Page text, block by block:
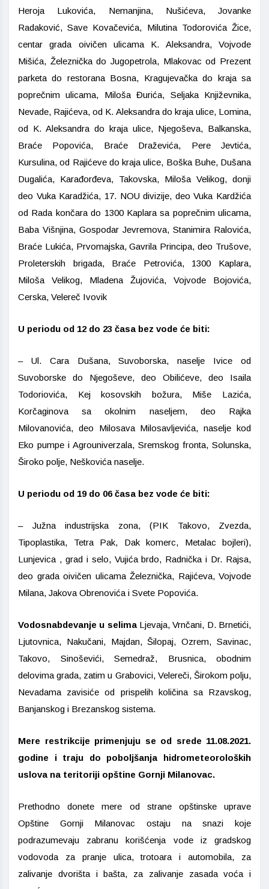
Heroja Lukovića, Nemanjina, Nušićeva, Jovanke
Radaković, Save Kovačevića, Milutina Todorovića Žice,
centar grada oivičen ulicama K. Aleksandra, Vojvode
Mišića, Železnička do Jugopetrola, Mlakovac od Prezent
parketa do restorana Bosna, Kragujevačka do kraja sa
poprečnim ulicama, Miloša Đurića, Seljaka Književnika,
Nevade, Rajićeva, od K. Aleksandra do kraja ulice, Lomina,
od K. Aleksandra do kraja ulice, Njegoševa, Balkanska,
Braće Popovića, Braće Draževića, Pere Jevtića,
Kursulina, od Rajićeve do kraja ulice, Boška Buhe, Dušana
Dugalića, Karađorđeva, Takovska, Miloša Velikog, donji
deo Vuka Karadžića, 17. NOU divizije, deo Vuka Kardžića
od Rada končara do 1300 Kaplara sa poprečnim ulicama,
Baba Višnjina, Gospodar Jevremova, Stanimira Ralovića,
Braće Lukića, Prvomajska, Gavrila Principa, deo Trušove,
Proleterskih brigada, Braće Petrovića, 1300 Kaplara,
Miloša Velikog, Mladena Žujovića, Vojvode Bojovića,
Cerska, Velereč Ivovik
U periodu od 12 do 23 časa bez vode će biti:
– Ul. Cara Dušana, Suvoborska, naselje Ivice od
Suvoborske do Njegoševe, deo Obilićeve, deo Isaila
Todoriovića, Kej kosovskih božura, Miše Lazića,
Korčaginova sa okolnim naseljem, deo Rajka
Milovanovića, deo Milosava Milosavljevića, naselje kod
Eko pumpe i Agrouniverzala, Sremskog fronta, Solunska,
Široko polje, Neškovića naselje.
U periodu od 19 do 06 časa bez vode će biti:
– Južna industrijska zona, (PIK Takovo, Zvezda,
Tipoplastika, Tetra Pak, Dak komerc, Metalac bojleri),
Lunjevica , grad i selo, Vujića brdo, Radnička i Dr. Rajsa,
deo grada oivičen ulicama Železnička, Rajićeva, Vojvode
Milana, Jakova Obrenovića i Svete Popovića.
Vodosnabdevanje u selimaLjevaja, Vrnčani, D. Brnetići,
Ljutovnica, Nakučani, Majdan, Šilopaj, Ozrem, Savinac,
Takovo, Sinoševići, Semedraž, Brusnica, obodnim
delovima grada, zatim u Grabovici, Velereči, Širokom polju,
Nevadama zavisiće od prispelih količina sa Rzavskog,
Banjanskog i Brezanskog sistema.
Mere restrikcije primenjuju se od srede 11.08.2021.
godine i traju do poboljšanja hidrometeoroloških
uslova na teritoriji opštine Gornji Milanovac.
Prethodno donete mere od strane opštinske uprave
Opštine Gornji Milanovac ostaju na snazi koje
podrazumevaju zabranu korišćenja vode iz gradskog
vodovoda za pranje ulica, trotoara i automobila, za
zalivanje dvorišta i bašta, za zalivanje zasada voća i